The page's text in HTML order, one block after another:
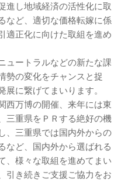
進し地域経済の活性化に取
など、適切な価格転嫁に係
適正化に向けた取組を進め
ュートラルなどの新たな課
勢の変化をチャンスと捉
展に繋げてまいります。
西万博の開催、来年には東
三重県をＰＲする絶好の機
、三重県では国内外からの
など、国内外から選ばれる
、様々な取組を進めてまい
引き続きご支援ご協力をお